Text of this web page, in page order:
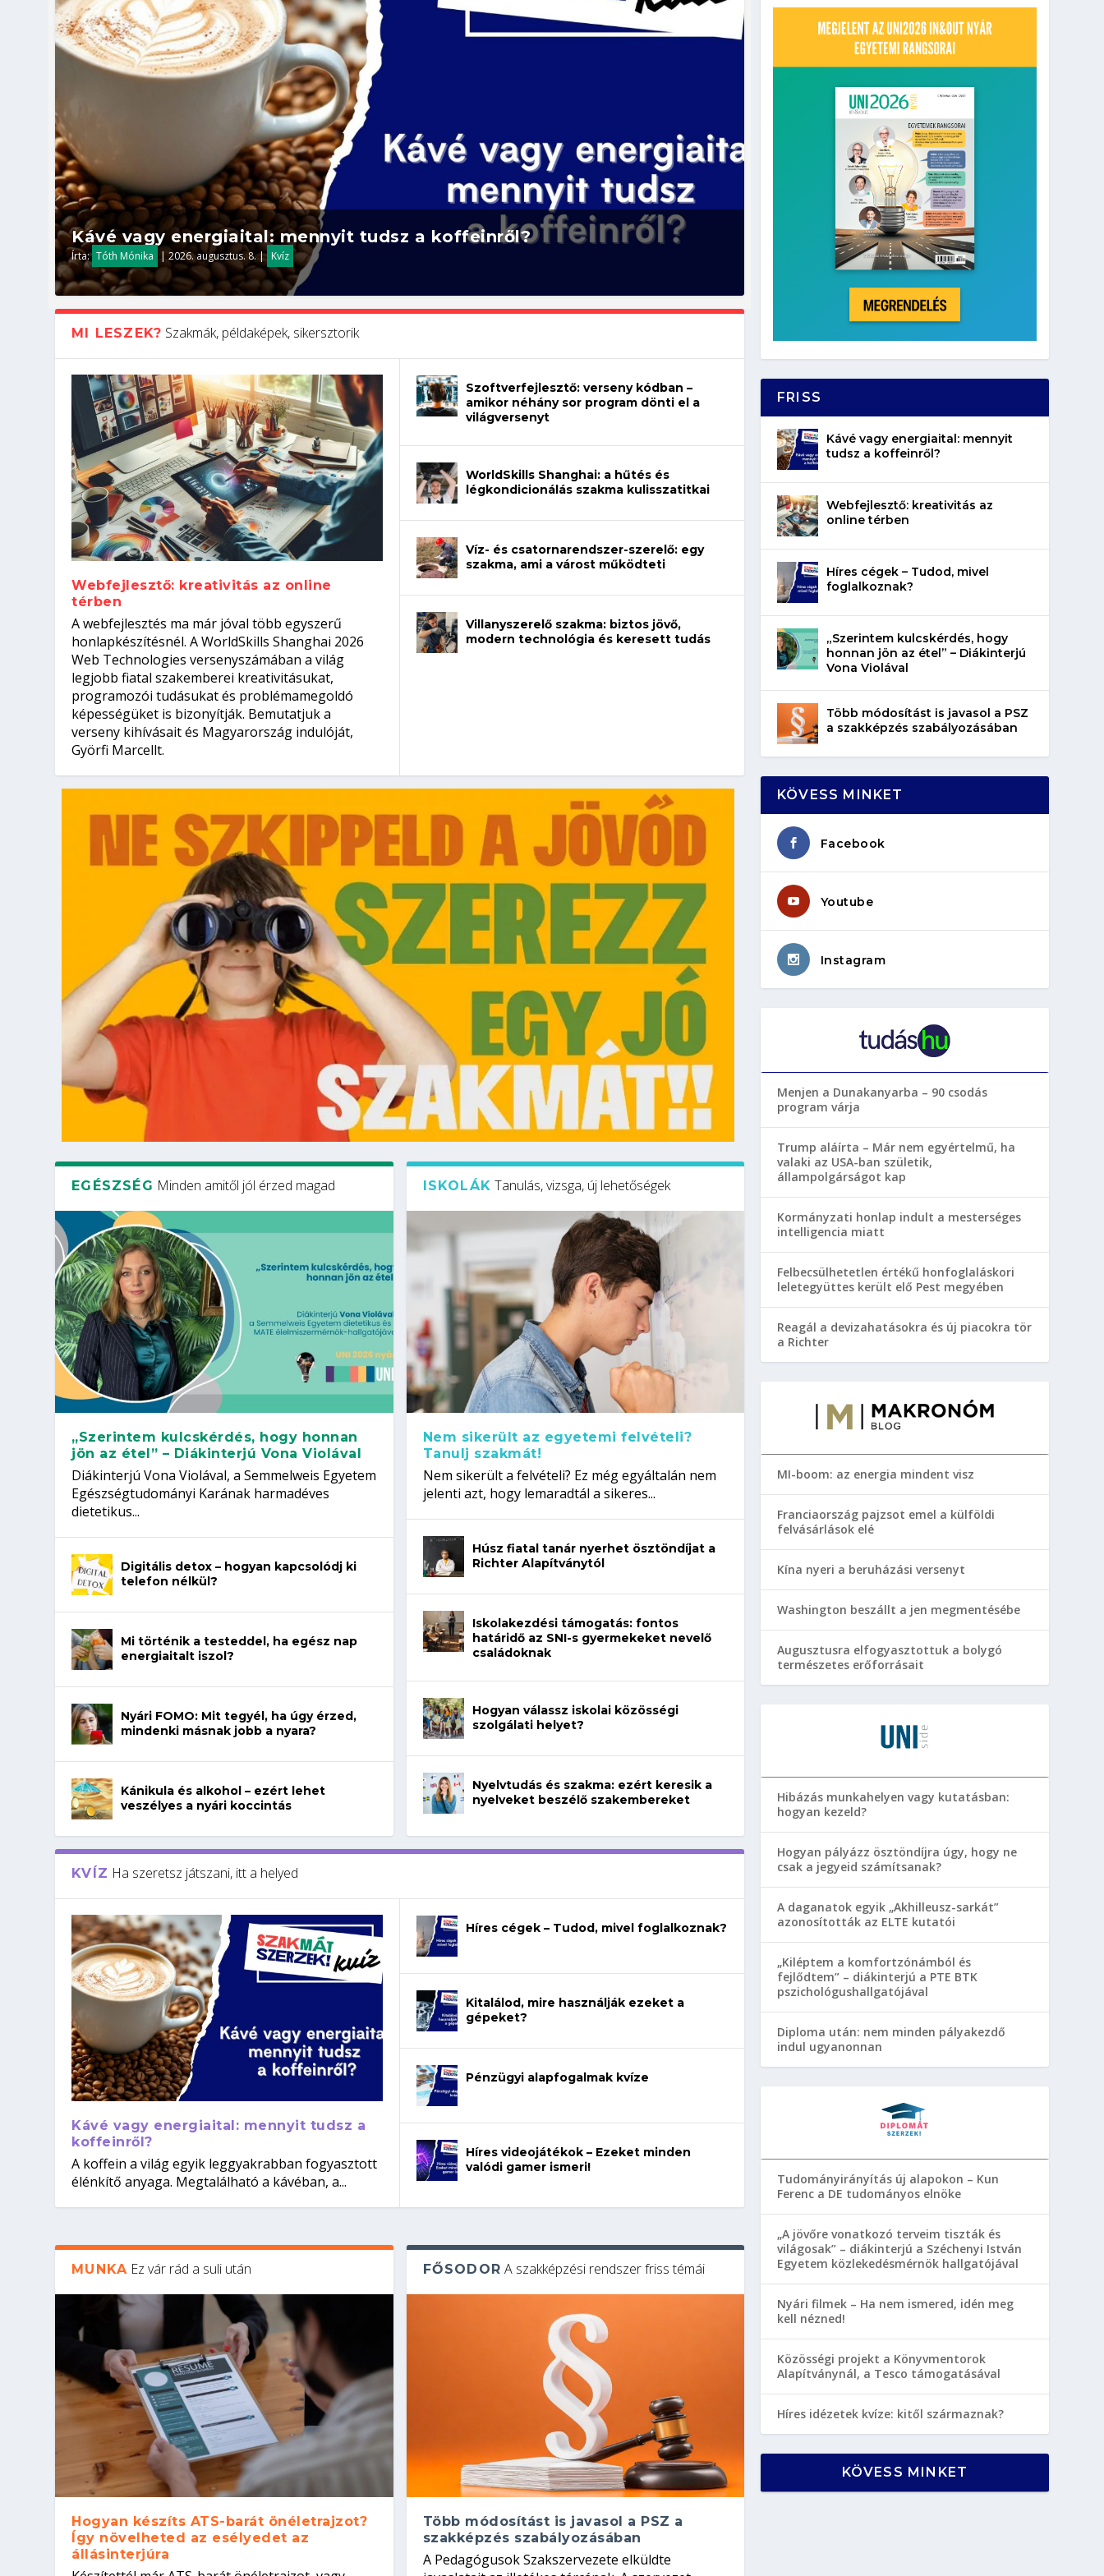
Kávé vagy energiaital: mennyit tudsz a koffeinről?
Írta: Tóth Mónika |2026. augusztus. 8.| Kvíz
Hogyan készíts ATS-barát önéletrajzot? Így növelheted az esélyedet az
állásinterjúra...
Írta: Oláh Erika |2026. augusztus. 5.| Munka
Kitalálod, mire használják ezeket a gépeket?
Írta: Tóth Mónika |2026. augusztus. 4.| Kvíz
Nem sikerült az egyetemi felvételi? Tanulj szakmát!
Írta: Oláh Erika |2026. augusztus. 4.| Iskolák
Szoftverfejlesztő: verseny kódban – amikor néhány sor program dönti
el a világversenyt...
Írta: Szakmát Szerzek | 2026. augusztus. 3.| Mi leszek?
MI LESZEK? Szakmák, példaképek, sikersztorik
Webfejlesztő: kreativitás az online
térben
A webfejlesztés ma már jóval több egyszerű
honlapkészítésnél. A WorldSkills Shanghai 2026
Web Technologies versenyszámában a világ
legjobb fiatal szakemberei kreativitásukat,
programozói tudásukat és problémamegoldó
képességüket is bizonyítják. Bemutatjuk a
verseny kihívásait és Magyarország indulóját,
Györfi Marcellt.
Szoftverfejlesztő: verseny kódban –
amikor néhány sor program dönti el a
világversenyt
WorldSkills Shanghai: a hűtés és
légkondicionálás szakma kulisszatitkai
Víz- és csatornarendszer-szerelő: egy
szakma, ami a várost működteti
Villanyszerelő szakma: biztos jövő,
modern technológia és keresett tudás
EGÉSZSÉG Minden amitől jól érzed magad
„Szerintem kulcskérdés, hogy honnan
jön az étel” – Diákinterjú Vona Violával
Diákinterjú Vona Violával, a Semmelweis Egyetem
Egészségtudományi Karának harmadéves
dietetikus...
Digitális detox – hogyan kapcsolódj ki
telefon nélkül?
Mi történik a testeddel, ha egész nap
energiaitalt iszol?
Nyári FOMO: Mit tegyél, ha úgy érzed,
mindenki másnak jobb a nyara?
Kánikula és alkohol – ezért lehet
veszélyes a nyári koccintás
ISKOLÁK Tanulás, vizsga, új lehetőségek
Nem sikerült az egyetemi felvételi?
Tanulj szakmát!
Nem sikerült a felvételi? Ez még egyáltalán nem
jelenti azt, hogy lemaradtál a sikeres...
Húsz fiatal tanár nyerhet ösztöndíjat a
Richter Alapítványtól
Iskolakezdési támogatás: fontos
határidő az SNI-s gyermekeket nevelő
családoknak
Hogyan válassz iskolai közösségi
szolgálati helyet?
Nyelvtudás és szakma: ezért keresik a
nyelveket beszélő szakembereket
KVÍZ Ha szeretsz játszani, itt a helyed
Kávé vagy energiaital: mennyit tudsz a
koffeinről?
A koffein a világ egyik leggyakrabban fogyasztott
élénkítő anyaga. Megtalálható a kávéban, a...
Híres cégek – Tudod, mivel foglalkoznak?
Kitalálod, mire használják ezeket a
gépeket?
Pénzügyi alapfogalmak kvíze
Híres videojátékok – Ezeket minden
valódi gamer ismeri!
MUNKA Ez vár rád a suli után
Hogyan készíts ATS-barát önéletrajzot?
Így növelheted az esélyedet az
állásinterjúra
FŐSODOR A szakképzési rendszer friss témái
Több módosítást is javasol a PSZ a
szakképzés szabályozásában
A Pedagógusok Szakszervezete elküldte
FRISS
Kávé vagy energiaital: mennyit
tudsz a koffeinről?
Webfejlesztő: kreativitás az
online térben
Híres cégek – Tudod, mivel
foglalkoznak?
„Szerintem kulcskérdés, hogy
honnan jön az étel” – Diákinterjú
Vona Violával
Több módosítást is javasol a PSZ
a szakképzés szabályozásában
KÖVESS MINKET
Facebook
Youtube
Instagram
Menjen a Dunakanyarba – 90 csodás
program várja
Trump aláírta – Már nem egyértelmű, ha
valaki az USA-ban születik,
állampolgárságot kap
Kormányzati honlap indult a mesterséges
intelligencia miatt
Felbecsülhetetlen értékű honfoglaláskori
leletegyüttes került elő Pest megyében
Reagál a devizahatásokra és új piacokra tör
a Richter
MI-boom: az energia mindent visz
Franciaország pajzsot emel a külföldi
felvásárlások elé
Kína nyeri a beruházási versenyt
Washington beszállt a jen megmentésébe
Augusztusra elfogyasztottuk a bolygó
természetes erőforrásait
Hibázás munkahelyen vagy kutatásban:
hogyan kezeld?
Hogyan pályázz ösztöndíjra úgy, hogy ne
csak a jegyeid számítsanak?
A daganatok egyik „Akhilleusz-sarkát”
azonosították az ELTE kutatói
„Kiléptem a komfortzónámból és
fejlődtem” – diákinterjú a PTE BTK
pszichológushallgatójával
Diploma után: nem minden pályakezdő
indul ugyanonnan
Tudományirányítás új alapokon – Kun
Ferenc a DE tudományos elnöke
„A jövőre vonatkozó terveim tiszták és
világosak” – diákinterjú a Széchenyi István
Egyetem közlekedésmérnök hallgatójával
Nyári filmek – Ha nem ismered, idén meg
kell nézned!
Közösségi projekt a Könyvmentorok
Alapítványnál, a Tesco támogatásával
Híres idézetek kvíze: kitől származnak?
KÖVESS MINKET